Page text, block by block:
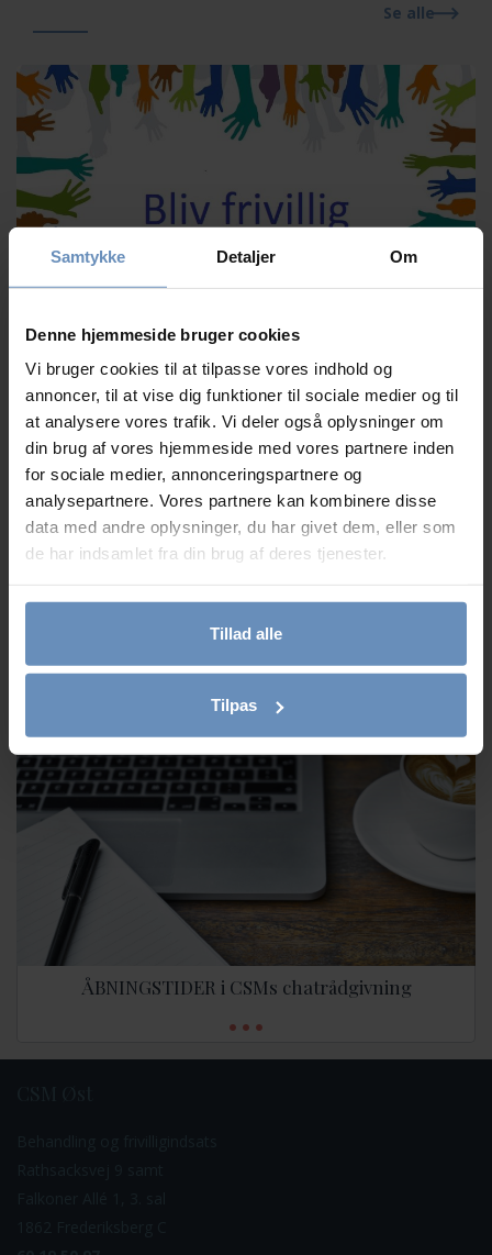
Samtykke Detaljer Om
Denne hjemmeside bruger cookies
Vi bruger cookies til at tilpasse vores indhold og
annoncer, til at vise dig funktioner til sociale medier og til
at analysere vores trafik. Vi deler også oplysninger om
din brug af vores hjemmeside med vores partnere inden
for sociale medier, annonceringspartnere og
analysepartnere. Vores partnere kan kombinere disse
data med andre oplysninger, du har givet dem, eller som
de har indsamlet fra din brug af deres tjenester.
Tillad alle
Tilpas
Se alle
Vi søger 4 nye frivillige telefon- og chatrådgivere
Frederiksberg
ÅBNINGSTIDER i CSMs chatrådgivning